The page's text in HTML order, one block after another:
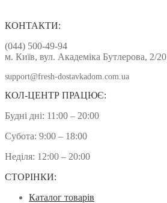
КОНТАКТИ:
(044) 500-49-94
м. Київ, вул. Академіка Бутлерова, 2/20
support@fresh-dostavkadom.com.ua
КОЛ-ЦЕНТР ПРАЦЮЄ:
Будні дні: 11:00 – 20:00
Субота: 9:00 – 18:00
Неділя: 12:00 – 20:00
СТОРІНКИ:
Каталог товарів